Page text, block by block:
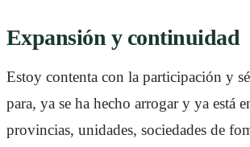
Expansión y continuidad
Estoy contenta con la participación y
para, ya se ha hecho arrogar y ya está
provincias, unidades, sociedades de